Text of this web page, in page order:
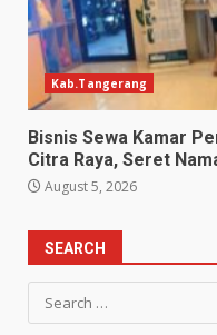
Kab.Tangerang
Bisnis Sewa Kamar
Citra Raya, Seret
August 5, 2026
SEARCH
Search
for: